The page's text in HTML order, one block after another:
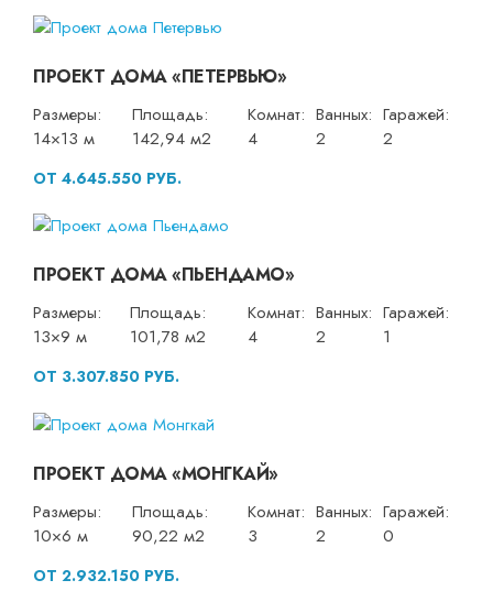
ПРОЕКТ ДОМА «ПЕТЕРВЬЮ»
Размеры:
14×13 м
Площадь:
142,94 м2
Комнат:
4
Ванных:
2
Гаражей:
2
ОТ 4.645.550 РУБ.
ПРОЕКТ ДОМА «ПЬЕНДАМО»
Размеры:
13×9 м
Площадь:
101,78 м2
Комнат:
4
Ванных:
2
Гаражей:
1
ОТ 3.307.850 РУБ.
ПРОЕКТ ДОМА «МОНГКАЙ»
Размеры:
10×6 м
Площадь:
90,22 м2
Комнат:
3
Ванных:
2
Гаражей:
0
ОТ 2.932.150 РУБ.